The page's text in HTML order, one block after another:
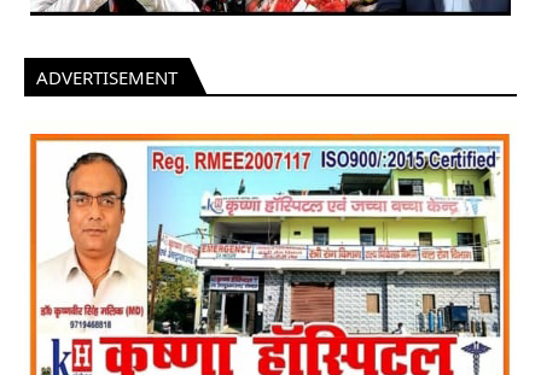
ADVERTISEMENT